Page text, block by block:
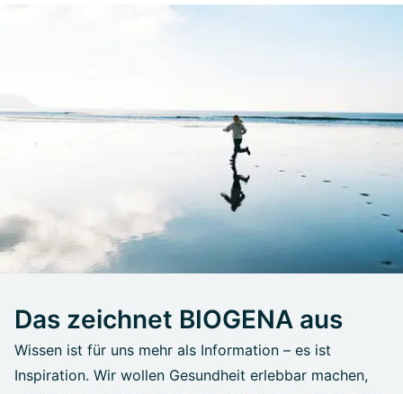
Das zeichnet BIOGENA aus
Wissen ist für uns mehr als Information – es ist
Inspiration. Wir wollen Gesundheit erlebbar machen,